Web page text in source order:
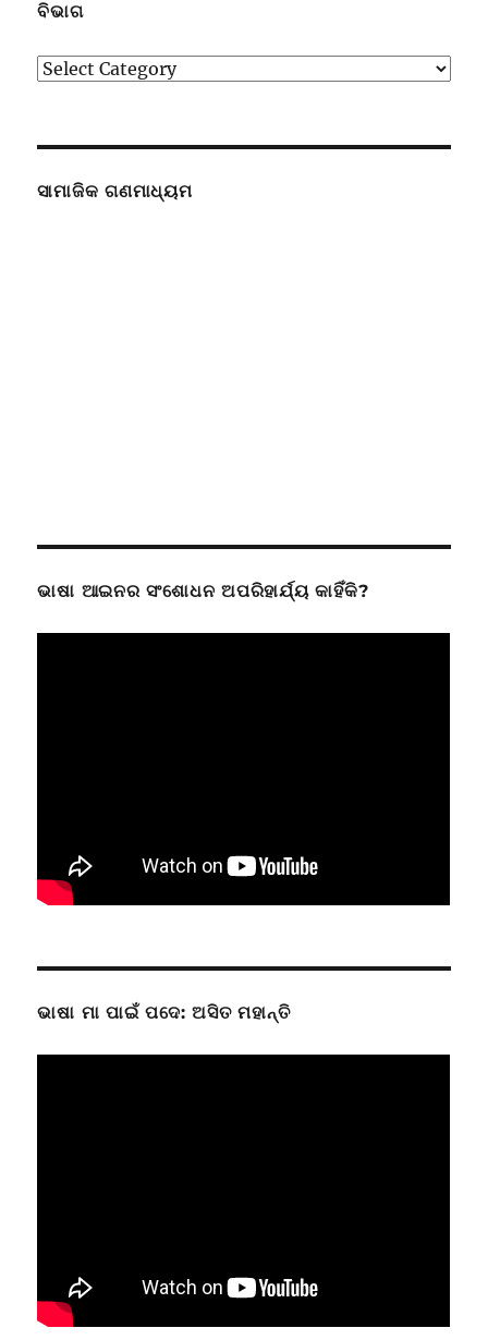
ବିଭାଗ
ବିଭାଗ
ସାମାଜିକ ଗଣମାଧ୍ୟମ
ଭାଷା ଆଇନର ସଂଶୋଧନ ଅପରିହାର୍ଯ୍ୟ କାହିଁକି?
ଭାଷା ମା ପାଇଁ ପଦେ: ଅସିତ ମହାନ୍ତି